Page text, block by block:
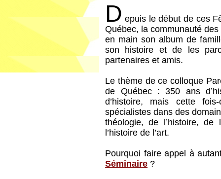
D epuis le début de ces
Québec, la communauté
en main son album de
son histoire et de les
partenaires et amis.
Le thème de ce colloque
de Québec : 350 ans
d’histoire, mais cette
spécialistes dans des
théologie, de l’histoire,
l’histoire de l’art.
Pourquoi faire appel à
Séminaire ?